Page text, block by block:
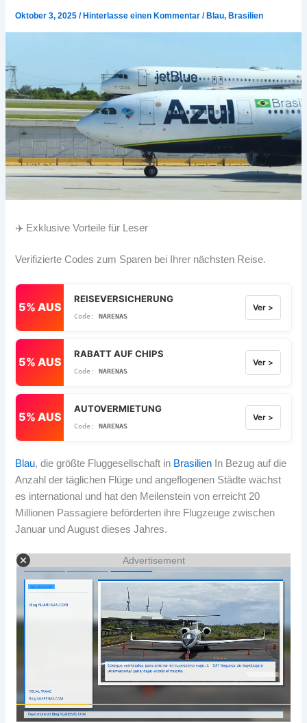
Oktober 3, 2025/ Hinterlasse einen Kommentar / Blau, Brasilien
✈️ Exklusive Vorteile für Leser
Verifizierte Codes zum Sparen bei Ihrer nächsten Reise.
5% AUS
REISEVERSICHERUNG
NARENAS
Ver >
5% AUS
RABATT AUF CHIPS
NARENAS
Ver >
5% AUS
AUTOVERMIETUNG
NARENAS
Ver >
Blau, die größte Fluggesellschaft in Brasilien In Bezug auf die
Anzahl der täglichen Flüge und angeflogenen Städte wächst
es international und hat den Meilenstein von erreicht 20
Millionen Passagiere beförderten ihre Flugzeuge zwischen
Januar und August dieses Jahres.
Advertisement